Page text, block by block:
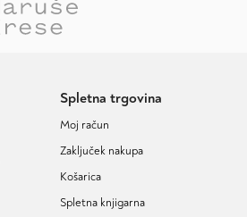
Spletna trgovina
Moj račun
Zaključek nakupa
Košarica
Spletna knjigarna